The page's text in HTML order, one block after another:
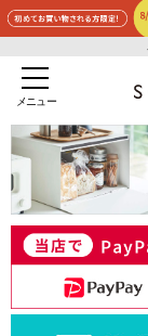
メニュー